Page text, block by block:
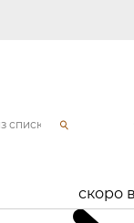
скоро